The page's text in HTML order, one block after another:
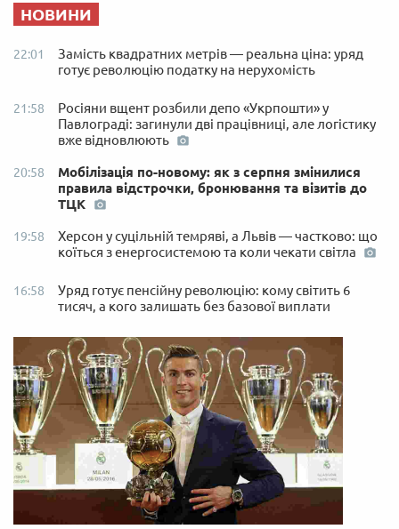
НОВИНИ
22:01
Замість квадратних метрів — реальна ціна: уряд
готує революцію податку на нерухомість
21:58
Росіяни вщент розбили депо «Укрпошти» у
Павлограді: загинули дві працівниці, але логістику
вже відновлюють
20:58
Мобілізація по-новому: як з серпня змінилися
правила відстрочки, бронювання та візитів до
ТЦК
19:58
Херсон у суцільній темряві, а Львів — частково: що
коїться з енергосистемою та коли чекати світла
16:58
Уряд готує пенсійну революцію: кому світить 6
тисяч, а кого залишать без базової виплати